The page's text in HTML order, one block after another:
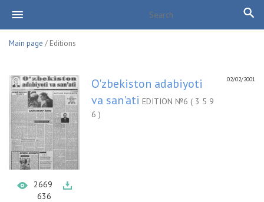
Main page / Editions
2669
636
02/02/2001
O'zbekiston adabiyoti
va san'ati EDITION №6 ( 3 5 9
6 )